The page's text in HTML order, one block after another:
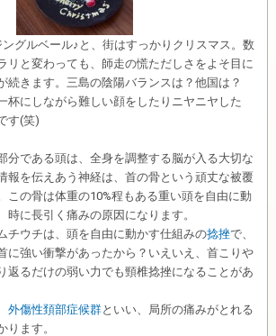
グルベール♪と、街はすっかりクリスマス。数
リと変わっても、師走の慌ただしさをよそ目に
続きます。三島の陰陽バランスは？他国は？
杯にしながら難しい顔をしたりニヤニヤした
す(笑)
である頭は、全身を調整する脳が入る大切な
報を伝えあう神経は、首の骨という頑丈な被覆
この骨は体重の10%程もある重い頭を自由に動
時に長引く痛みの原因になります。
チウチは、頭を自由に動かす仕組みの捻挫で、
に強い衝撃があったから？いえいえ、首こりや
返るだけの弱い力でも頸椎捻挫になることがあ
外傷性頚部症候群といい、局所の痛みがとれる
ります。